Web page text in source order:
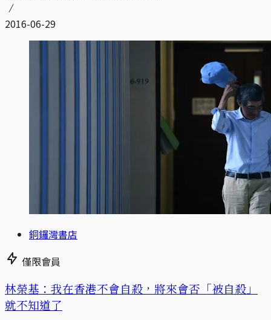
2016-06-29
銅鑼灣書店
僅限會員
林榮基：我在香港不會自殺，將來會否「被自殺」
就不知道了